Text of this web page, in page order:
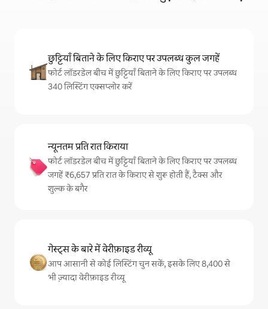
छुट्टियाँ बिताने के लिए किराए पर उपलब्ध कुल जगहें
फोर्ट लॉडरडेल बीच में छुट्टियाँ बिताने के लिए किराए पर उपलब्ध
340 लिस्टिंग एक्सप्लोर करें
न्यूनतम प्रति रात किराया
फोर्ट लॉडरडेल बीच में छुट्टियाँ बिताने के लिए किराए पर उपलब्ध
जगहें ₹6,657 प्रति रात के किराए से शुरू होती हैं, टैक्स और
शुल्क के बगैर
गेस्ट्स के बारे में वेरीफ़ाइड रीव्यू
आप आसानी से कोई लिस्टिंग चुन सकें, इसके लिए 8,400 से
भी ज़्यादा वेरीफ़ाइड रीव्यू